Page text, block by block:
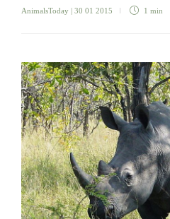
AnimalsToday | 30 01 2015 1 min